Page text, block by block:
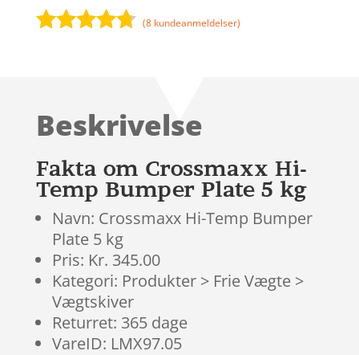
på
mmelser
(8 kundeanmeldelser)
Beskrivelse
Fakta om Crossmaxx Hi-
Temp Bumper Plate 5 kg
Navn: Crossmaxx Hi-Temp Bumper
Plate 5 kg
Pris: Kr. 345.00
Kategori: Produkter > Frie Vægte >
Vægtskiver
Returret: 365 dage
VareID: LMX97.05